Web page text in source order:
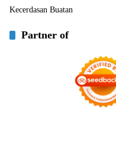
Kecerdasan Buatan
Partner of